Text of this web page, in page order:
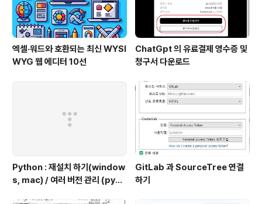
엑셀·워드와 호환되는 최신 WYSI
WYG 웹 에디터 10선
ChatGpt 의 유료결제 영수증 및
청구서 다운로드
Python : 재설치 하기(window
s, mac) / 여러 버전 관리 (pyen
GitLab 과 SourceTree 연결
하기